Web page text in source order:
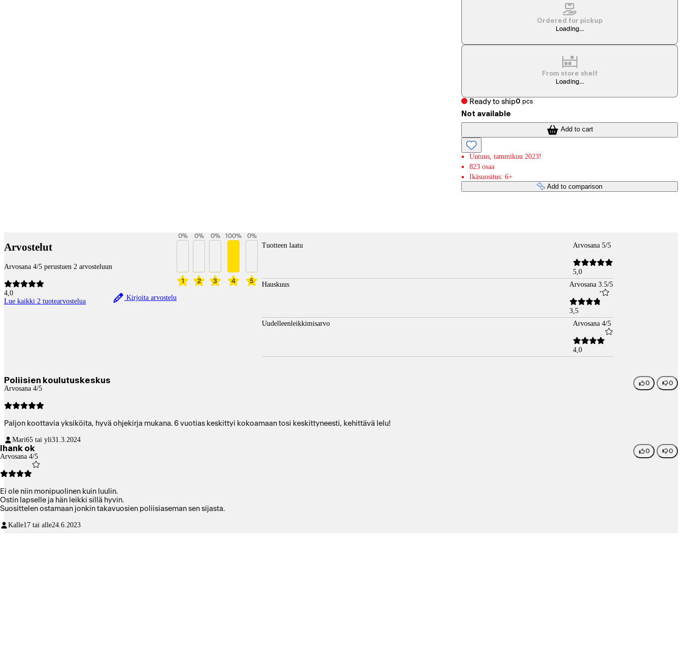
Ordered for pickup
Loading...
From store shelf
Loading...
Ready to ship0 pcs
Not available
Add to cart
Uutuus, tammikuu 2023!
823 osaa
Ikäsuositus: 6+
Add to comparison
Arvostelut
Arvosana 4/5 perustuen 2 arvosteluun
4,0
Lue kaikki 2 tuotearvostelua
Kirjoita arvostelu
1
0%
2
0%
3
0%
4
100%
5
0%
Tuotteen laatu Arvosana 5/5
5,0
Hauskuus
Arvosana 3.5/5
3,5
Uudelleenleikkimisarvo
Arvosana 4/5
4,0
Poliisien koulutuskeskus
Arvosana 4/5
0 0
Paljon koottavia yksiköita, hyvä ohjekirja mukana. 6 vuotias keskittyi kokoamaan tosi keskittyneesti, kehittävä lelu!
Mari65 tai yli31.3.2024
Ihank ok
Arvosana 4/5
0 0
Ei ole niin monipuolinen kuin luulin.
Ostin lapselle ja hän leikki sillä hyvin.
Suosittelen ostamaan jonkin takavuosien poliisiaseman sen sijasta.
Kalle17 tai alle24.6.2023